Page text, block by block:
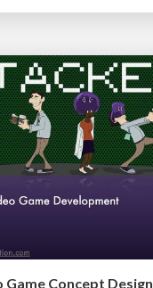
Game Concept Design